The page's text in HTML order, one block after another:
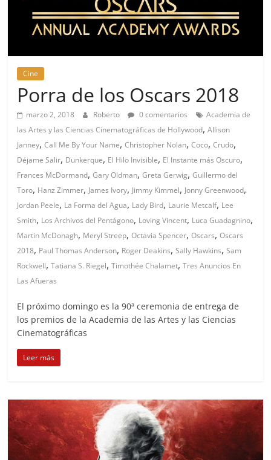
Cine
Porra de los Oscars 2018
marzo 2, 2018 Roberto 0 comentarios
Academia de
las Artes y las Ciencias Cinematográficas de Hollywood,Allison
Janney,Call Me By Your Name,Christopher Nolan,Coco,Crudo,
Déjame Salir, Dunkerque, El Hilo Invisible, El Instante más Oscuro,
Frances McDormand,Gary Oldman,Greta Gerwig,Guillermo del
Toro, Hanz Zimmer, James Ivory, Jimmy Kimmel, Jonny Greenwood,
Jordan Peele, La Forma del Agua, Lady Bird, Laurie Metcalf, Lee
Smith, Los Archivos del Pentágono, Loving Vincent, Luca Guadagnino,
Martin McDonagh, Meryl Streep,Octavia Spencer,Oscars,Oscars
2018, Paul Thomas Anderson, Roger Deakins,Sally Hawkins,Sam
Rockwell,Tatiana S. Riegel,Timothée Chalamet,Tres Anuncios En
Las Afueras
El próximo domingo es la 90ª ceremonia de entrega de
los premios de la Academia de las Artes y las Ciencias
Cinematográficas
Leer más